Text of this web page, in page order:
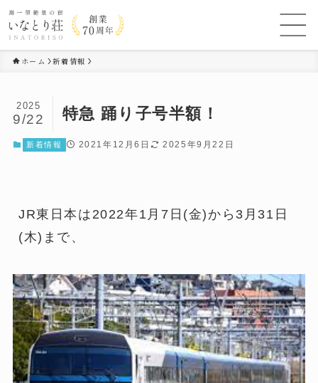
ホーム 新着情報
特急 踊り子号半額！
2025
9/22
新着情報 2021年12月6日 2025年9月22日
JR東日本は2022年1月7日(金)から3月31日
(木)まで、